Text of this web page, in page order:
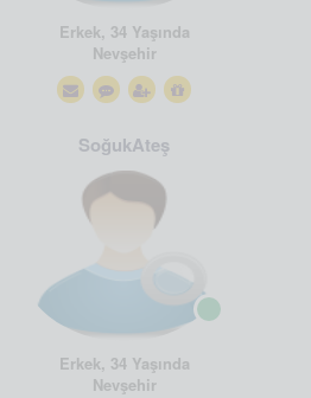
Erkek, 34 Yaşında
Nevşehir
SoğukAteş
Erkek, 34 Yaşında
Nevşehir